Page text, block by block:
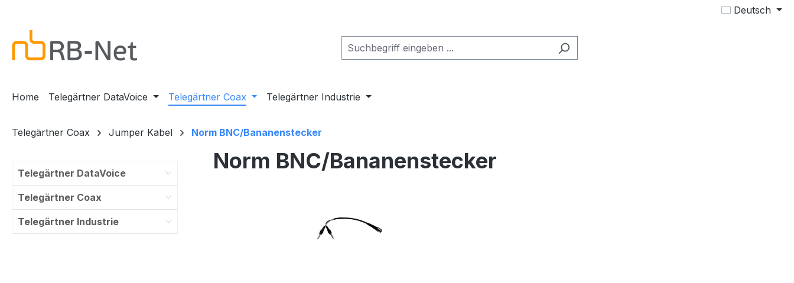
Deutsch
Home Telegärtner DataVoice Telegärtner Coax Telegärtner Industrie
Telegärtner Coax Jumper Kabel Norm BNC/Bananenstecker
Telegärtner DataVoice
Telegärtner Coax
Telegärtner Industrie
Norm BNC/Bananenstecker